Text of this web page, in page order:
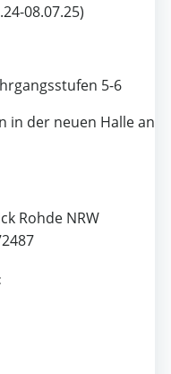
08.07.25)
5-6
in der neuen Halle an
Rohde NRW